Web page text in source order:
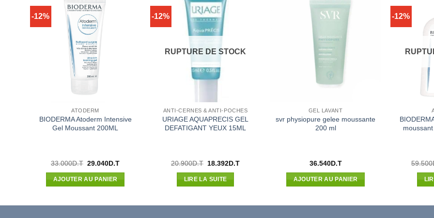
-12%
ATODERM
BIODERMA Atoderm Intensive
Gel Moussant 200ML
33.000D.T Le
initial
était :
29.040D.TLe
AJOUTER AU PANIER
-12%
RUPTURE DE STOCK
ANTI-CERNES & ANTI-POCHES
URIAGE AQUAPRECIS GEL
DEFATIGANT YEUX 15ML
20.900D.T Le
initial
était :
18.392D.TLe
LIRE LA SUITE
GEL LAVANT
svr physiopure gelee moussante
200 ml
36.540D.T
AJOUTER AU PANIER
-12%
59.500